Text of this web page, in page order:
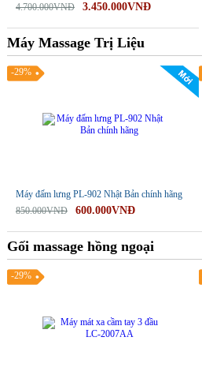
4.700.000VNĐ
3.450.000VNĐ
Máy Massage Trị Liệu
Máy đấm lưng PL-902 Nhật Bản chính hãng
850.000VNĐ
600.000VNĐ
-29%
Gối massage hồng ngoại
-29%